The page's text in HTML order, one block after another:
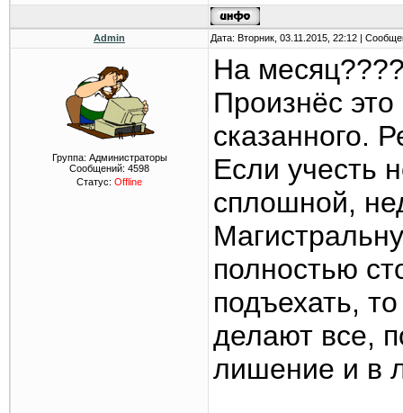
Admin Дата: Вторник, 03.11.2015, 22:12 |
Группа: Администраторы
Сообщений: 4598
Статус: Offline
На
Произнёс это
сказанного.
Если учесть
сплошной,
полностью
подъехать,
делают все,
лишение и в